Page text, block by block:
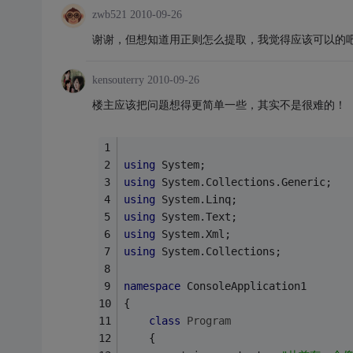
zwb521 2010-09-26
谢谢，但想知道用正则怎么提取，我觉得应该可以的
kensouterry 2010-09-26
楼主应该把问题想得更简单一些，其实不是很难的！
using System;
using System.Collections.Generic;
using System.Linq;
using System.Text;
using System.Xml;
using System.Collections;
namespace ConsoleApplication1
{
class
Program
    {